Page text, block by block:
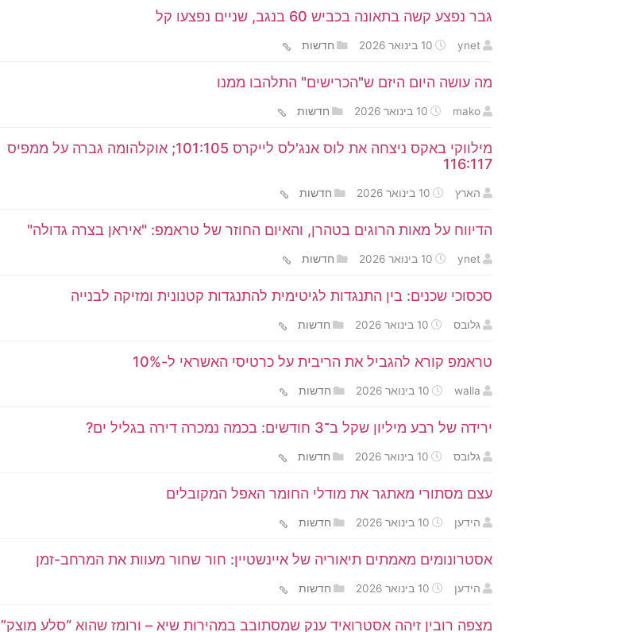
גבר נפצע קשה בתאונה בכביש 60 בנגב, שניים נפצעו קל
ynet 10 בינואר 2026 חדשות
מה עושה היום היזם ש"הכרישים" התלהבו ממנו
mako 10 בינואר 2026 חדשות
מילווקי באקס ניצחה את לוס אנג'לס לייקרס 101:105; אוקלהומה גברה על ממפיס
116:117
הארץ 10 בינואר 2026 חדשות
הדיווח על מאות הרוגים בטהרן, והאיום החוזר של טראמפ: "איראן בצרה גדולה"
ynet 10 בינואר 2026 חדשות
סכסוכי שכנים: בין התנגדות לגיטימית להתנגדות קטנונית ומזיקה לבנייה
גלובס 10 בינואר 2026 חדשות
טראמפ קורא להגביל את הריבית על כרטיסי האשראי ל-10%
walla 10 בינואר 2026 חדשות
ירידה של רבע מיליון שקל ב־3 חודשים: בכמה נמכרה דירה בגליל ים?
גלובס 10 בינואר 2026 חדשות
עצם מסתורי מאתגר את מודלי החומר האפל המקובלים
הידען 10 בינואר 2026 חדשות
אסטרונומים מאמתים תיאוריה של איינשטיין: חור שחור מעוות את המרחב-זמן
הידען 10 בינואר 2026 חדשות
מצפה רובין זיהה אסטרואיד ענק שמסתובב במהירות שיא – ורומז שהוא “סלע מוצק”